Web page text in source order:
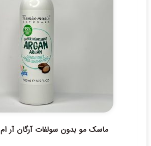
ماسک مو بدون سولفات آرگان آر ام RM 500ml